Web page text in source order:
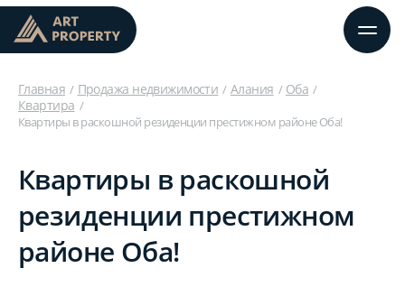
Главная Продажа недвижимости Алания
Оба
Квартира
Квартиры в раскошной резиденции престижном районе Оба!
Квартиры в раскошной
резиденции престижном
районе Оба!